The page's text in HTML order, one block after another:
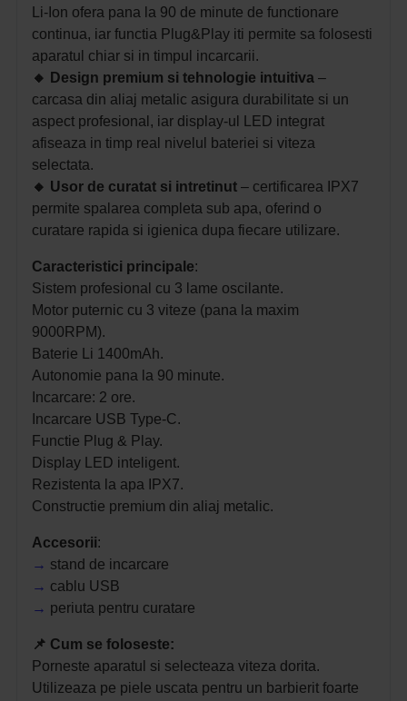
Li-Ion ofera pana la 90 de minute de functionare
continua, iar functia Plug&Play iti permite sa folosesti
aparatul chiar si in timpul incarcarii.
🔸 Design premium si tehnologie intuitiva –
carcasa din aliaj metalic asigura durabilitate si un
aspect profesional, iar display-ul LED integrat
afiseaza in timp real nivelul bateriei si viteza
selectata.
🔸 Usor de curatat si intretinut – certificarea IPX7
permite spalarea completa sub apa, oferind o
curatare rapida si igienica dupa fiecare utilizare.
Caracteristici principale:
Sistem profesional cu 3 lame oscilante.
Motor puternic cu 3 viteze (pana la maxim
9000RPM).
Baterie Li 1400mAh.
Autonomie pana la 90 minute.
Incarcare: 2 ore.
Incarcare USB Type-C.
Functie Plug & Play.
Display LED inteligent.
Rezistenta la apa IPX7.
Constructie premium din aliaj metalic.
Accesorii:
→ stand de incarcare
→ cablu USB
→ periuta pentru curatare
📌 Cum se foloseste:
Porneste aparatul si selecteaza viteza dorita.
Utilizeaza pe piele uscata pentru un barbierit foarte